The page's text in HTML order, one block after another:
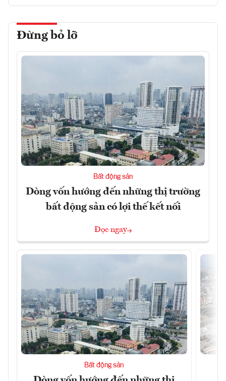
Đừng bỏ lỡ
Bất động sản
Dòng vốn hướng đến những thị trường
bất động sản có lợi thế kết nối
Đọc ngay
Bất động sản